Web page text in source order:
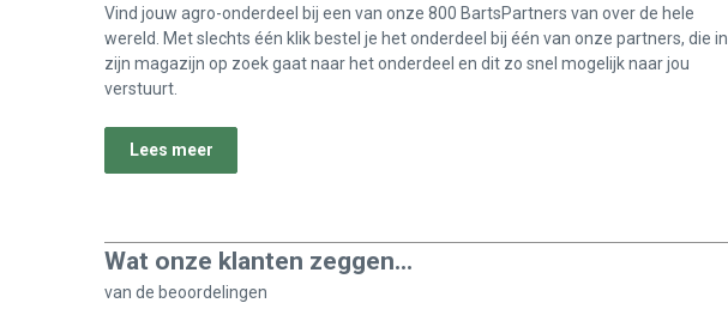
Vind jouw agro-onderdeel bij een van onze 800 BartsPartners van over de hele
wereld. Met slechts één klik bestel je het onderdeel bij één van onze partners, die in
zijn magazijn op zoek gaat naar het onderdeel en dit zo snel mogelijk naar jou
verstuurt.
Lees meer
Wat onze klanten zeggen...
van de beoordelingen